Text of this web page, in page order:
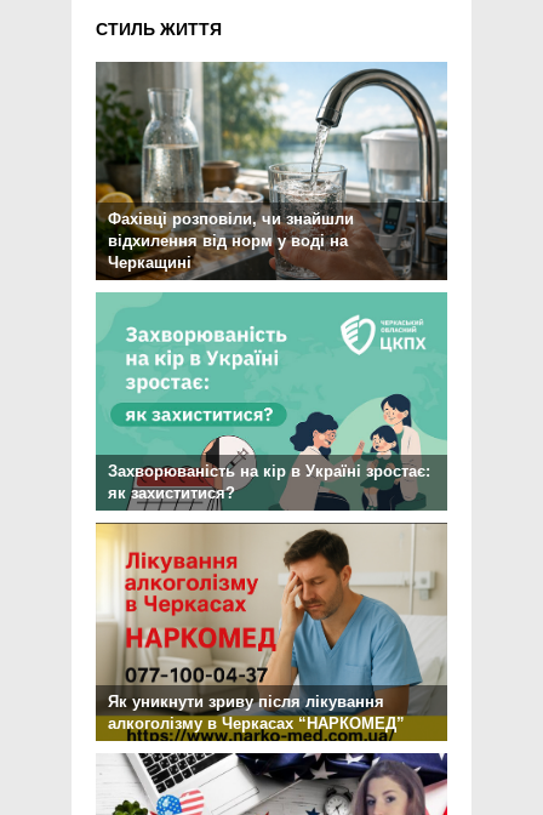
СТИЛЬ ЖИТТЯ
Фахівці розповіли, чи знайшли
відхилення від норм у воді на
Черкащині
Захворюваність на кір в Україні зростає:
як захиститися?
Як уникнути зриву після лікування
алкоголізму в Черкасах “НАРКОМЕД”